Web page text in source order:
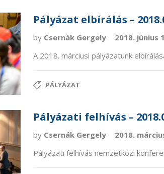
Pályázat elbírálás –
by Csernák Gergely
2018. június
A 2018. márciusi pályázatunk
PÁLYÁZAT
Pályázati felhívás –
by Csernák Gergely
2018.
Pályázati felhívás nemzetközi